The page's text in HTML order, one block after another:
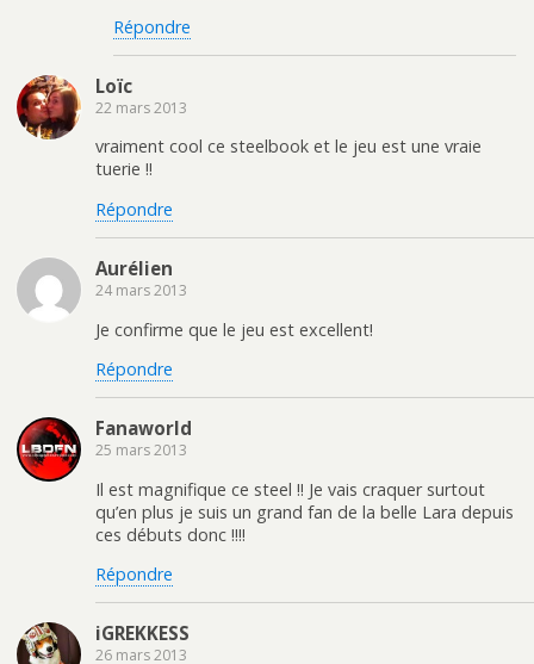
Répondre
Loïc
22 mars 2013
vraiment cool ce steelbook et le jeu est une vraie
tuerie !!
Répondre
Aurélien
24 mars 2013
Je confirme que le jeu est excellent!
Répondre
Fanaworld
25 mars 2013
Il est magnifique ce steel !! Je vais craquer surtout
qu’en plus je suis un grand fan de la belle Lara depuis
ces débuts donc !!!!
Répondre
iGREKKESS
26 mars 2013